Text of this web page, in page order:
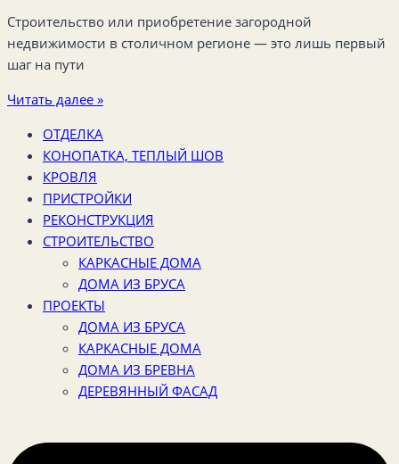
Строительство или приобретение загородной
недвижимости в столичном регионе — это лишь первый
шаг на пути
Читать далее »
ОТДЕЛКА
КОНОПАТКА, ТЕПЛЫЙ ШОВ
КРОВЛЯ
ПРИСТРОЙКИ
РЕКОНСТРУКЦИЯ
СТРОИТЕЛЬСТВО
КАРКАСНЫЕ ДОМА
ДОМА ИЗ БРУСА
ПРОЕКТЫ
ДОМА ИЗ БРУСА
КАРКАСНЫЕ ДОМА
ДОМА ИЗ БРЕВНА
ДЕРЕВЯННЫЙ ФАСАД